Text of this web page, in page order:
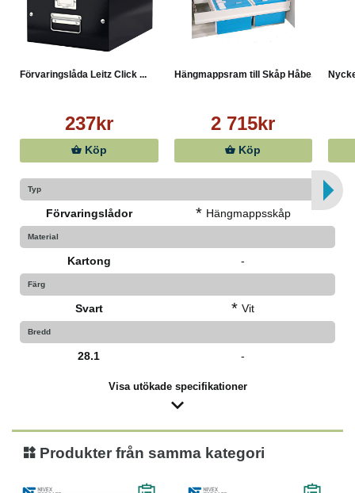
Förvaringslåda Leitz Click ...
237kr
Köp
Hängmappsram till Skåp Håbe...
2 715kr
Köp
Typ
Förvaringslådor * Hängmappsskåp
Material
Kartong -
Färg
Svart * Vit
Bredd
28.1 -
Visa utökade specifikationer
Produkter från samma kategori